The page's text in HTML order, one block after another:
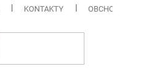
KONTAKTY OBCHODNÍ